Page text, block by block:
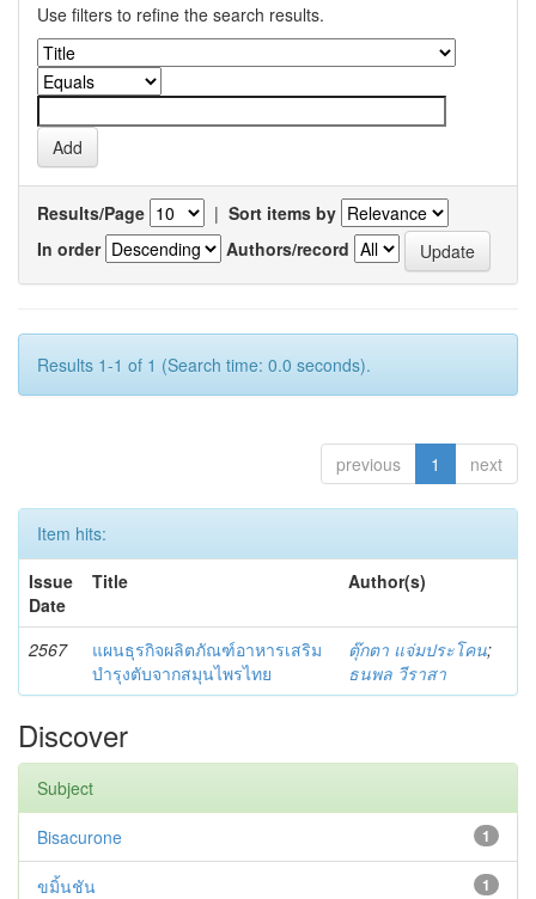
Use filters to refine the search results.
Results/Page | Sort items by
In order
Authors/record
Results 1-1 of 1 (Search time: 0.0 seconds).
previous 1 next
Item hits:
Issue
Date
Title Author(s)
2567
แผนธุรกิจผลิตภัณฑ์อาหารเสริม
บำรุงตับจากสมุนไพรไทย
ตุ๊กตา แจ่มประโคน;
ธนพล วีราสา
Discover
Subject
1
Bisacurone
1
ขมิ้นชัน